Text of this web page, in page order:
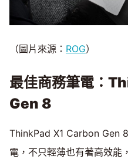
（圖片來源： ROG）
最佳商務筆電：
Gen 8
ThinkPad X1 Carbon Gen
電，不只輕薄也有著高效能